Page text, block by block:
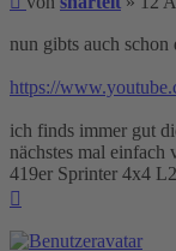
nun gibts auch schon
https://
ich finds immer gut
nächstes mal einfach
419er Sprinter 4x4